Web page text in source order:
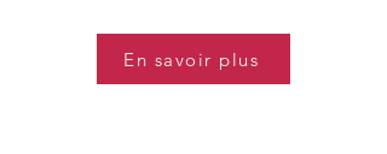
En savoir plus